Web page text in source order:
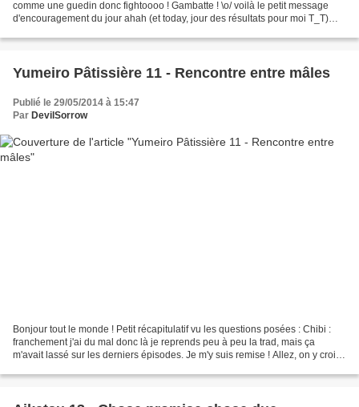
comme une guedin donc fightoooo ! Gambatte ! \o/ voilà le petit message
d'encouragement du jour ahah (et today, jour des résultats pour moi T_T)
Yumeiro Pâtissière 11 - Rencontre entre mâles
Publié le 29/05/2014 à 15:47
Par DevilSorrow
Bonjour tout le monde ! Petit récapitulatif vu les questions posées : Chibi :
franchement j'ai du mal donc là je reprends peu à peu la trad, mais ça
m'avait lassé sur les derniers épisodes. Je m'y suis remise ! Allez, on y croit